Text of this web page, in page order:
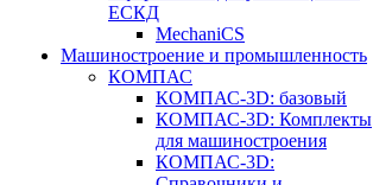
ЕСКД
MechaniCS
Машиностроение и промышленность
КОМПАС
КОМПАС-3D: базовый
КОМПАС-3D: Комплекты
для машиностроения
КОМПАС-3D: